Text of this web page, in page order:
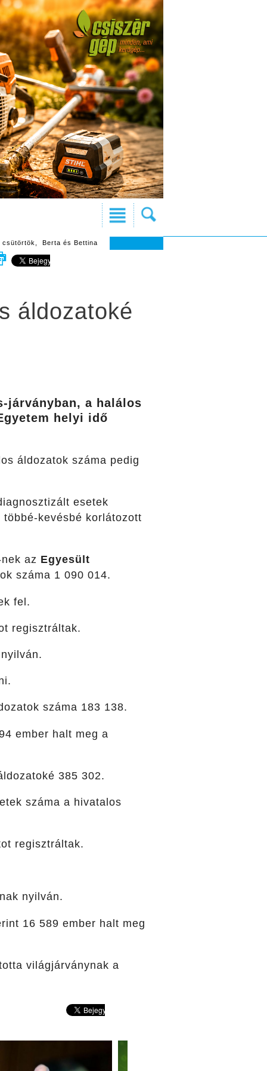
csütörtök, Berta és Bettina
áldozatoké
járványban, a halálos
helyi idő
áldozatok száma pedig
esetek
kevésbé korlátozott
az Egyesült
száma 1 090 014.
fel.
regisztráltak.
száma 183 138.
ember halt meg a
385 302.
száma a hivatalos
regisztráltak.
nyilván.
16 589 ember halt meg
világjárványnak a